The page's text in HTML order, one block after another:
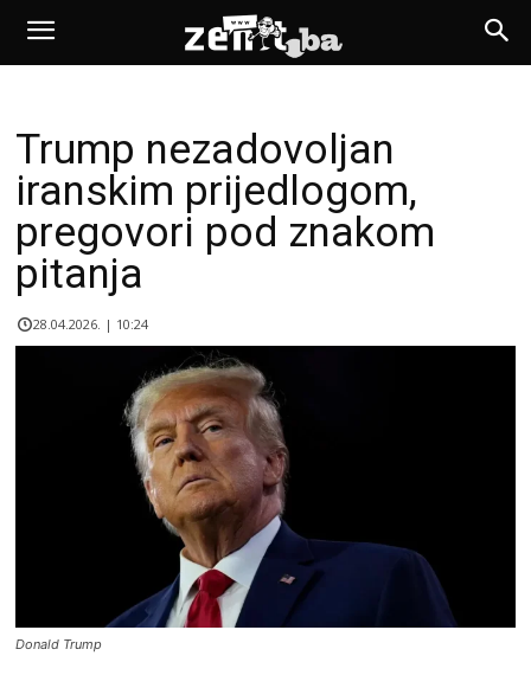
Trump nezadovoljan
iranskim prijedlogom,
pregovori pod znakom
pitanja
28.04.2026. | 10:24
Donald Trump